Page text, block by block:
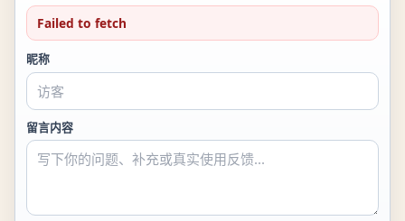
Failed to fetch
昵称
留言内容